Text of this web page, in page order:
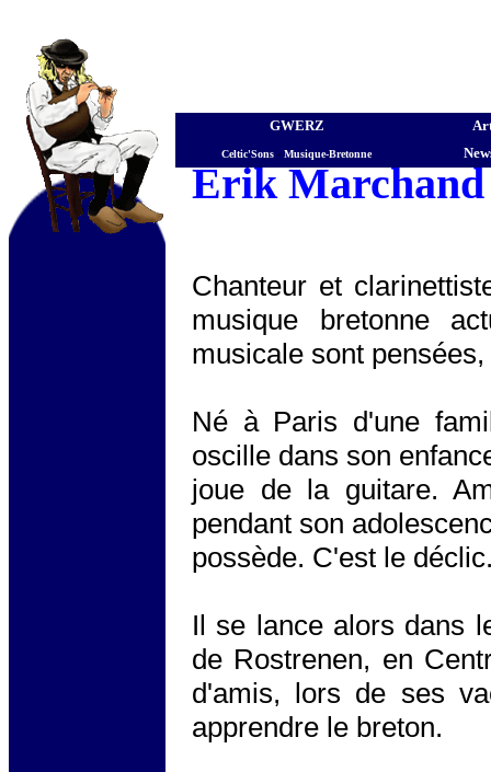
GWERZ
Celtic'Sons - Musique-Bretonne
Erik Marchand
Chanteur et
musique bretonne
musicale sont
Né à Paris d'une
oscille dans son
joue de la guitare.
pendant son
possède. C'est le
Il se lance alors dans
de Rostrenen, en
d'amis, lors de ses
apprendre le breton.